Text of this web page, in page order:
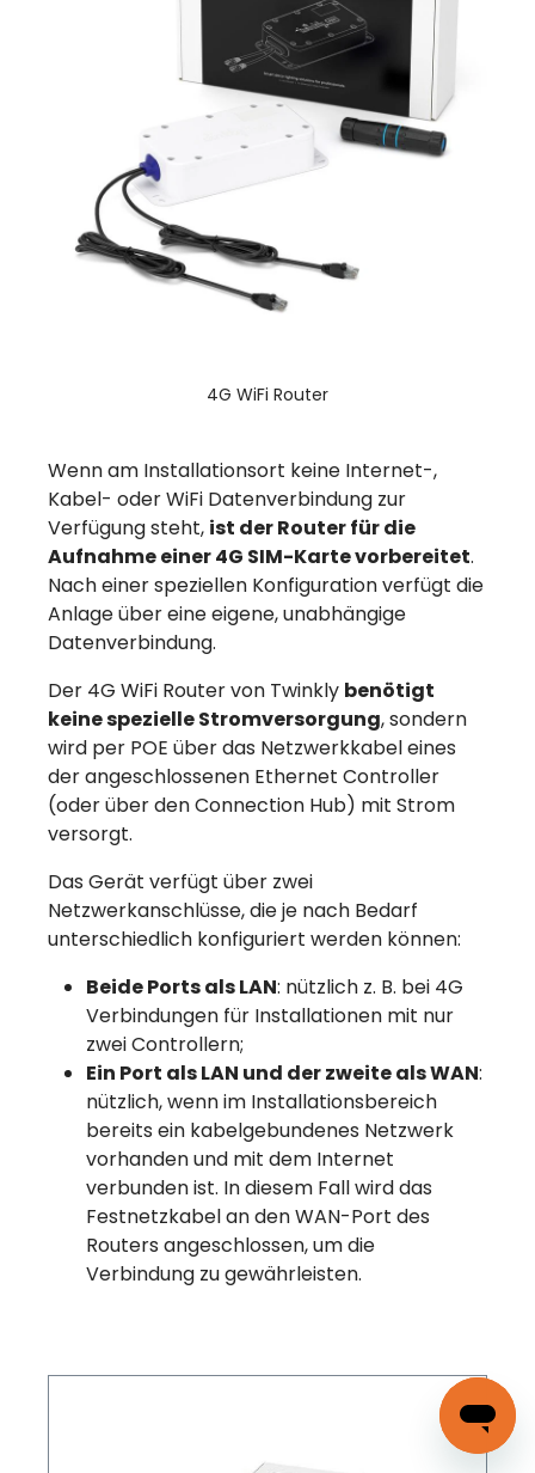
4G WiFi Router
Wenn am Installationsort keine Internet-,
Kabel- oder WiFi Datenverbindung zur
Verfügung steht, ist der Router für die
Aufnahme einer 4G SIM-Karte vorbereitet.
Nach einer speziellen Konfiguration verfügt die
Anlage über eine eigene, unabhängige
Datenverbindung.
Der 4G WiFi Router von Twinkly benötigt
keine spezielle Stromversorgung, sondern
wird per POE über das Netzwerkkabel eines
der angeschlossenen Ethernet Controller
(oder über den Connection Hub) mit Strom
versorgt.
Das Gerät verfügt über zwei
Netzwerkanschlüsse, die je nach Bedarf
unterschiedlich konfiguriert werden können:
Beide Ports als LAN: nützlich z. B. bei 4G
Verbindungen für Installationen mit nur
zwei Controllern;
Ein Port als LAN und der zweite als WAN:
nützlich, wenn im Installationsbereich
bereits ein kabelgebundenes Netzwerk
vorhanden und mit dem Internet
verbunden ist. In diesem Fall wird das
Festnetzkabel an den WAN-Port des
Routers angeschlossen, um die
Verbindung zu gewährleisten.